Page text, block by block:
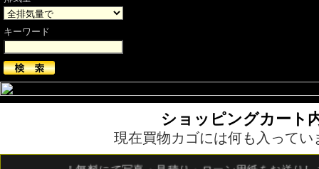
キーワード
ショッピングカート
現在買物カゴには何も入ってい